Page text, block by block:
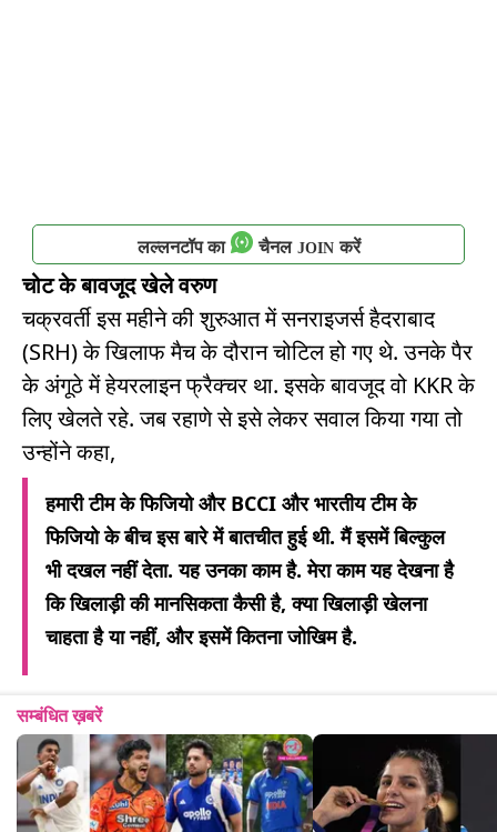
लल्लनटॉप का चैनल JOIN करें
चोट के बावजूद खेले वरुण
चक्रवर्ती इस महीने की शुरुआत में सनराइजर्स हैदराबाद
(SRH) के खिलाफ मैच के दौरान चोटिल हो गए थे. उनके पैर
के अंगूठे में हेयरलाइन फ्रैक्चर था. इसके बावजूद वो KKR के
लिए खेलते रहे. जब रहाणे से इसे लेकर सवाल किया गया तो
उन्होंने कहा,
हमारी टीम के फिजियो और BCCI और भारतीय टीम के
फिजियो के बीच इस बारे में बातचीत हुई थी. मैं इसमें बिल्कुल
भी दखल नहीं देता. यह उनका काम है. मेरा काम यह देखना है
कि खिलाड़ी की मानसिकता कैसी है, क्या खिलाड़ी खेलना
चाहता है या नहीं, और इसमें कितना जोखिम है.
सम्बंधित ख़बरें